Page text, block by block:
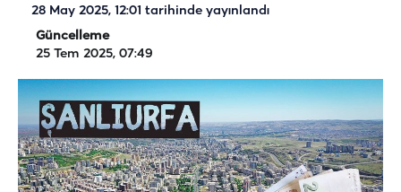
28 May 2025, 12:01 tarihinde yayınlandı
Güncelleme
25 Tem 2025, 07:49